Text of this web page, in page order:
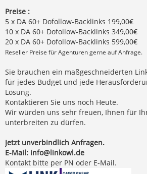
Preise :
5 x DA 60+ Dofollow-Backlinks 199,00€
10 x DA 60+ Dofollow-Backlinks 349,00€
20 x DA 60+ Dofollow-Backlinks 599,00€
Reseller Preise für Agenturen gerne auf Anfrage.
Sie brauchen ein maßgeschneiderten
für jedes Budget und jede
Lösung.
Kontaktieren Sie uns noch Heute.
Wir würden uns sehr freuen, Ihnen für
unterbreiten zu dürfen.
Jetzt unverbindlich Anfragen.
E-Mail: info@linkowl.de
Kontakt bitte per PN oder E-Mail.